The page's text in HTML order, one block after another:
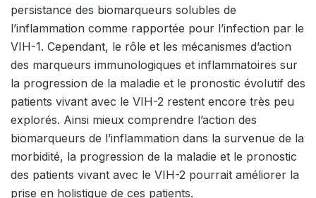
persistance des biomarqueurs solubles de
l’inflammation comme rapportée pour l’infection par le
VIH-1. Cependant, le rôle et les mécanismes d’action
des marqueurs immunologiques et inflammatoires sur
la progression de la maladie et le pronostic évolutif des
patients vivant avec le VIH-2 restent encore très peu
explorés. Ainsi mieux comprendre l’action des
biomarqueurs de l’inflammation dans la survenue de la
morbidité, la progression de la maladie et le pronostic
des patients vivant avec le VIH-2 pourrait améliorer la
prise en holistique de ces patients.